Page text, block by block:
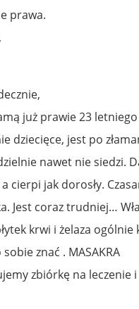
prawa.
już prawie 23
dziecięce, jest po
nawet nie siedzi.
cierpi jak dorosły.
Jest coraz trudniej…
krwi i żelaza
znać . MASAKRA
zbiórkę na leczenie